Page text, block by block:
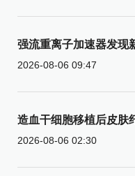
强流重离子加速器发现
2026-08-06 09:47
造血干细胞移植后皮肤
2026-08-06 02:30